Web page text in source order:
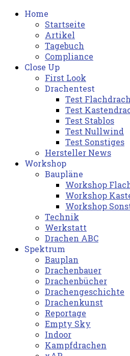
Home
Startseite
Artikel
Tagebuch
Compliance
Close Up
First Look
Drachentest
Test
Test
Test Stablos
Test Nullwind
Test Sonstiges
Hersteller News
Workshop
Baupläne
Workshop
Workshop
Workshop
Technik
Werkstatt
Drachen ABC
Spektrum
Bauplan
Drachenbauer
Drachenbücher
Drachengeschichte
Drachenkunst
Reportage
Empty Sky
Indoor
Kampfdrachen